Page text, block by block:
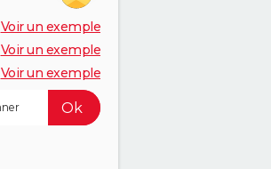
Voir un exemple
Voir un exemple
Voir un exemple